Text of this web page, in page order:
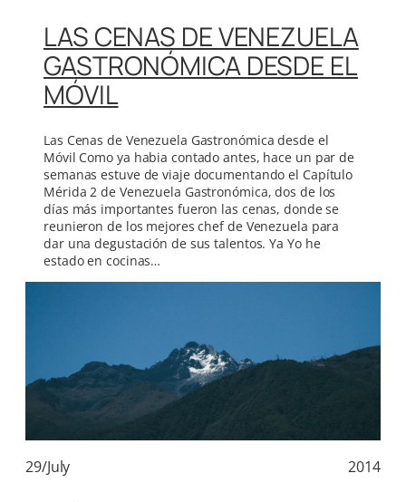
LAS CENAS DE VENEZUELA
GASTRONÓMICA DESDE EL
MÓVIL
Las Cenas de Venezuela Gastronómica desde el
Móvil Como ya habia contado antes, hace un par de
semanas estuve de viaje documentando el Capítulo
Mérida 2 de Venezuela Gastronómica, dos de los
días más importantes fueron las cenas, donde se
reunieron de los mejores chef de Venezuela para
dar una degustación de sus talentos. Ya Yo he
estado en cocinas…
29/July 2014